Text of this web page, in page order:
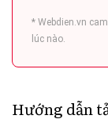
* Webdien.vn
lúc nào.
Hướng dẫn